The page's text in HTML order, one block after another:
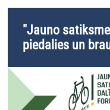
"Jauno
piedalies un